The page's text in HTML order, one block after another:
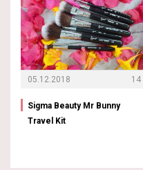
05.12.2018 14
Sigma Beauty Mr Bunny
Travel Kit